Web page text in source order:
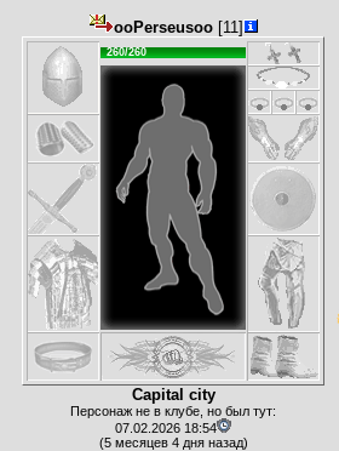
ooPerseusoo[11]
260/260
Capital city
Персонаж не в клубе, но был тут:
07.02.2026 18:54
(5 месяцев 4 дня назад)